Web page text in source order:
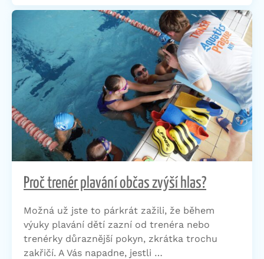
Proč trenér plavání občas zvýší hlas?
Možná už jste to párkrát zažili, že během
výuky plavání dětí zazní od trenéra nebo
trenérky důraznější pokyn, zkrátka trochu
zakřičí. A Vás napadne, jestli …